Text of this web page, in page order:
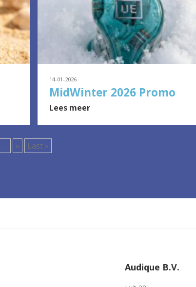
14-01-2026
MidWinter 2026 Promo
Lees meer
… » Last »
Audique B.V.